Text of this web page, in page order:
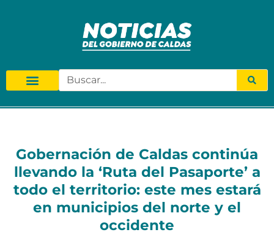
Gobernación de Caldas continúa
llevando la ‘Ruta del Pasaporte’ a
todo el territorio: este mes estará
en municipios del norte y el
occidente